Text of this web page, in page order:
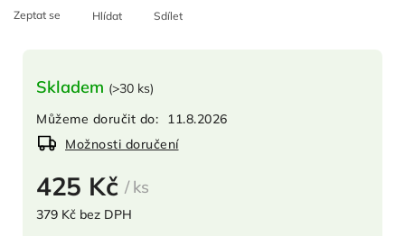
425 Kč / ks
379 Kč bez DPH
Skladem (>30 ks)
Můžeme doručit do:
11.8.2026
Možnosti doručení
Zeptat se Hlídat Sdílet